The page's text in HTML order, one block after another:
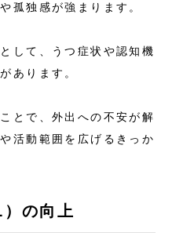
孤独感が強まります。
して、うつ症状や認知機
あります。
とで、外出への不安が解
活動範囲を広げるきっか
の向上